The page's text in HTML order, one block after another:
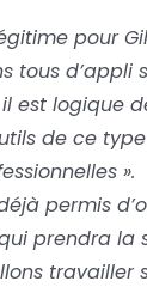
pour
tous d’appli
est logique
de ce
».
permis
prendra la
travailler